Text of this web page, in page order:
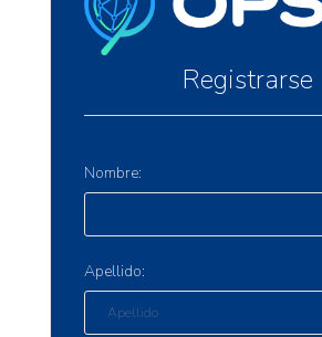
Registrarse
Nombre:
Apellido: